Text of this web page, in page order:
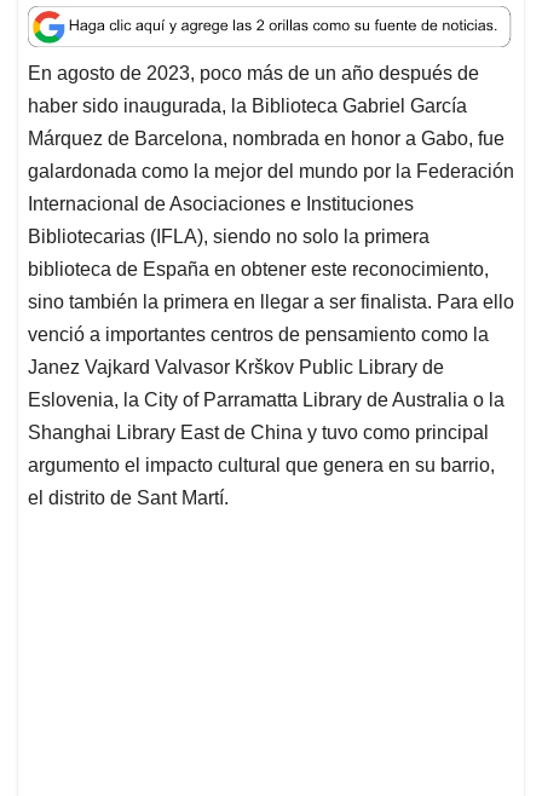
a
t
s
A
p
p
c
e
b
o
o
k
n
k
e
d
I
n
a
i
l
r
e
a
d
s
En agosto de 2023, poco más de un año después de
haber sido inaugurada, la Biblioteca Gabriel García
Márquez de Barcelona, nombrada en honor a Gabo, fue
galardonada como la mejor del mundo por la Federación
Internacional de Asociaciones e Instituciones
Bibliotecarias (IFLA), siendo no solo la primera
biblioteca de España en obtener este reconocimiento,
sino también la primera en llegar a ser finalista. Para ello
venció a importantes centros de pensamiento como la
Janez Vajkard Valvasor Krškov Public Library de
Eslovenia, la City of Parramatta Library de Australia o la
Shanghai Library East de China y tuvo como principal
argumento el impacto cultural que genera en su barrio,
el distrito de Sant Martí.